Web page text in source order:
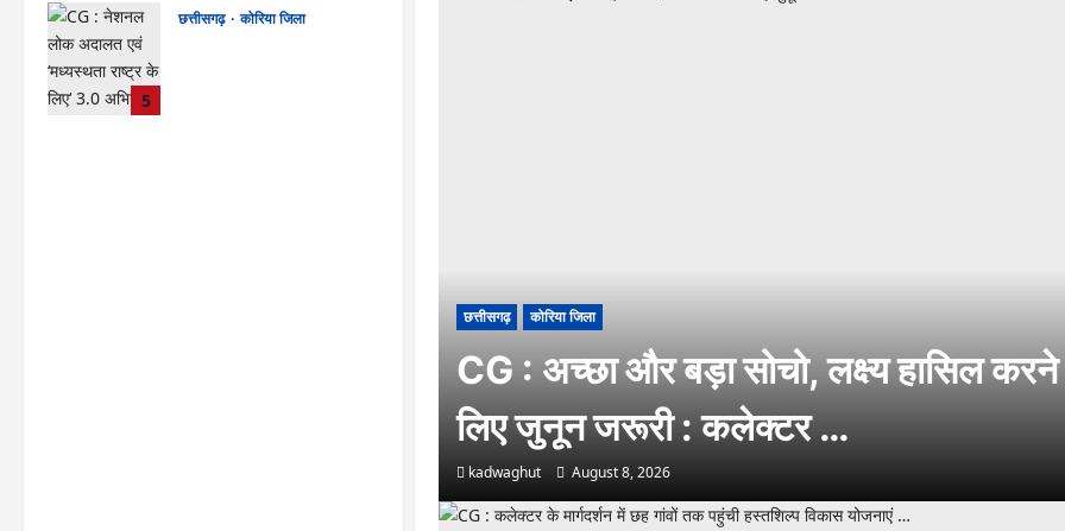
2026
5
छत्तीसगढ़
कोरिया जिला
छत्तीसगढ़ कोरिया जिला
CG : अच्छा और बड़ा सोचो, लक्ष्य हासिल
लिए जुनून जरूरी : कलेक्टर …
kadwaghut August 8, 2026